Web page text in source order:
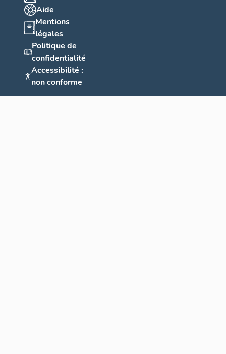
Aide
Mentions
légales
Politique de
confidentialité
Accessibilité :
non conforme